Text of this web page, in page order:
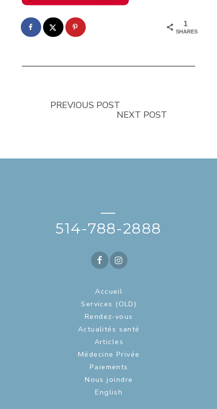
1
SHARES
PREVIOUS POST
NEXT POST
—
514-788-2888
Accueil
Services (OLD)
Rendez-vous
Actualités santé
Articles
Médecine Privée
Paiements
Nous joindre
English